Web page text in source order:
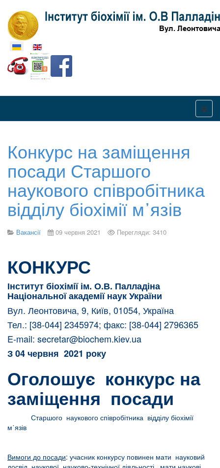
Оберіть свою мову
Конкурс на заміщення
посади Старшого
наукового співробітника
відділу біохімії м᾽язів
Вакансії 09 червня 2021 Перегляди: 3410
КОНКУРС
Інститут біохімії ім. О.В. Палладіна
Національної академії наук України
Вул. Леонтовича, 9, Київ, 01054, Україна
Тел.: [38-044] 2345974; факс: [38-044] 2796365
E-mail: secretar@biochem.kiev.ua
З04 червня 2021 року
Оголошує конкурс на
заміщення посади
Старшого наукового співробітника відділу біохімії
м᾽язів
Вимоги до посади: учасник конкурсу повинен мати науковий